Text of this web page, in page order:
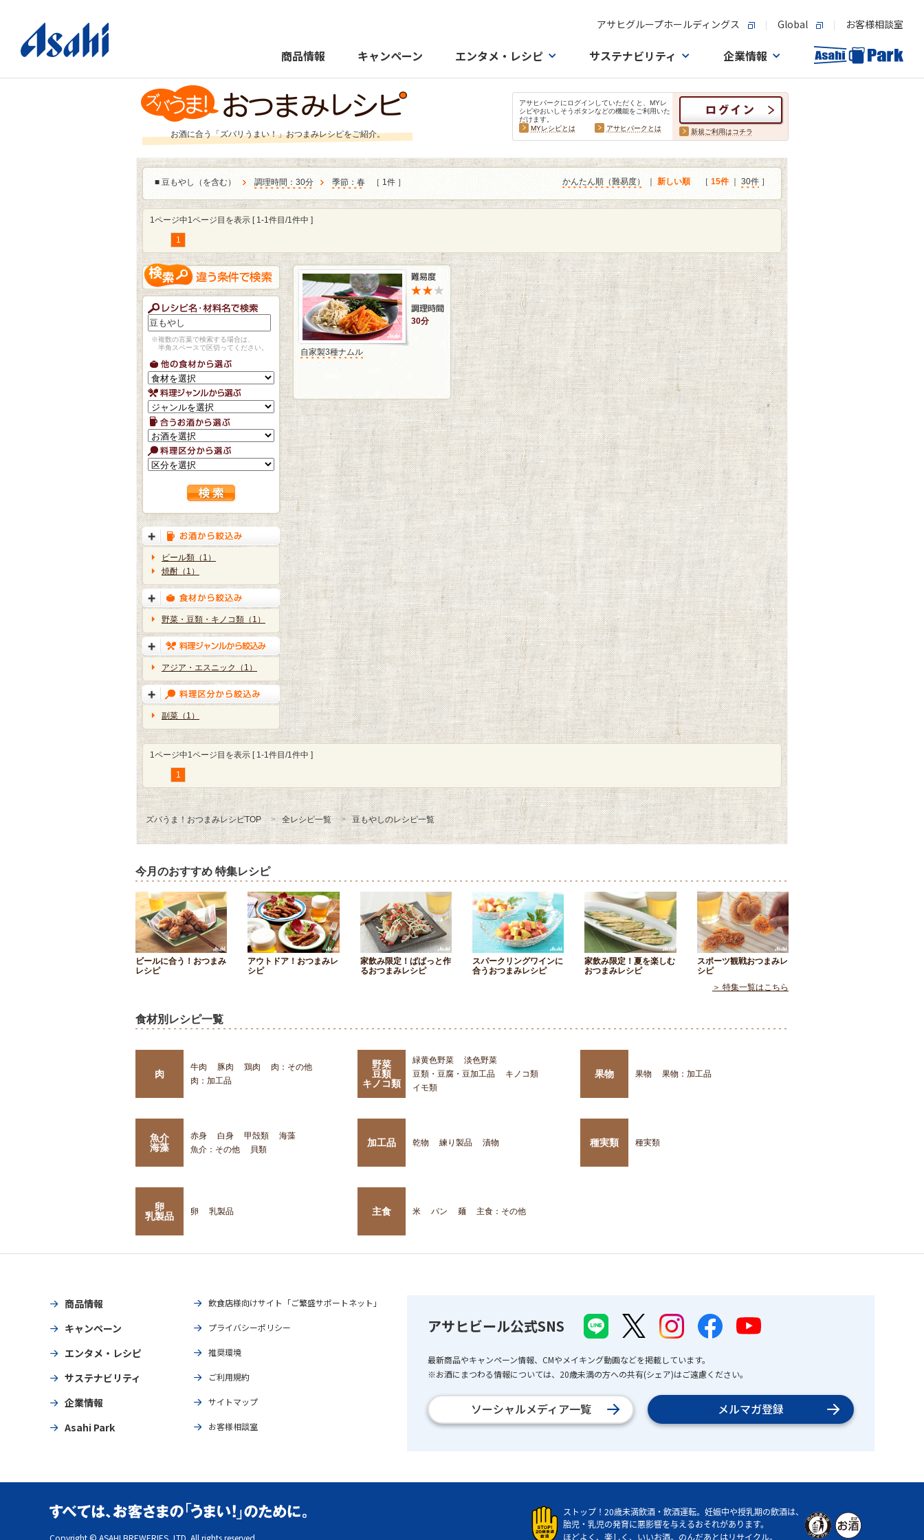
アサヒグループホールディングス Global お客様相談室
商品情報 キャンペーン エンタメ・レシピ サステナビリティ 企業情報
お酒に合う「ズバリうまい！」おつまみレシピをご紹介。
アサヒパークにログインしていただくと、MYレ
シピやおいしそうボタンなどの機能をご利用いた
だけます。
MYレシピとは
アサヒパークとは 新規ご利用はコチラ
■ 豆もやし（を含む） 調理時間：30分 季節：春 ［ 1件 ］ かんたん順（難易度） 新しい順 ［ 15件｜ 30件 ］
1ページ中1ページ目を表示 [ 1-1件目/1件中 ]
1
※複数の言葉で検索する場合は、
半角スペースで区切ってください。
ビール類（1）
焼酎（1）
野菜・豆類・キノコ類（1）
アジア・エスニック（1）
副菜（1）
30分
自家製3種ナムル
1ページ中1ページ目を表示 [ 1-1件目/1件中 ]
1
ズバうま！おつまみレシピTOP 全レシピ一覧 豆もやしのレシピ一覧
今月のおすすめ 特集レシピ
ビールに合う！おつまみ
レシピ
アウトドア！おつまみレ
シピ
家飲み限定！ぱぱっと作
るおつまみレシピ
スパークリングワインに
合うおつまみレシピ
家飲み限定！夏を楽しむ
おつまみレシピ
スポーツ観戦おつまみレ
シピ
＞ 特集一覧はこちら
食材別レシピ一覧
肉
牛肉 豚肉 鶏肉
肉：その他
肉：加工品
野菜
豆類
キノコ類
緑黄色野菜
淡色野菜
豆類・豆腐・豆加工品
キノコ類
イモ類
果物 果物 果物：加工品
魚介
海藻
赤身 白身 甲殻類
海藻
魚介：その他
貝類
加工品 乾物 練り製品 漬物 種実類 種実類
卵
乳製品
卵 乳製品 主食 米 パン 麺 主食：その他
商品情報
キャンペーン
エンタメ・レシピ
サステナビリティ
企業情報
Asahi Park
飲食店様向けサイト「ご繁盛サポートネット」
プライバシーポリシー
推奨環境
ご利用規約
サイトマップ
お客様相談室
アサヒビール公式SNS
最新商品やキャンペーン情報、CMやメイキング動画などを掲載しています。
※お酒にまつわる情報については、20歳未満の方への共有(シェア)はご遠慮ください。
ソーシャルメディア一覧 メルマガ登録
Copyright © ASAHI BREWERIES, LTD. All rights reserved.